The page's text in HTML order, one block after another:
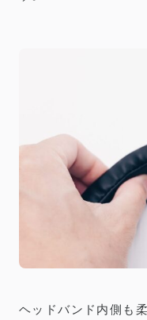
ヘッドバンド内側も